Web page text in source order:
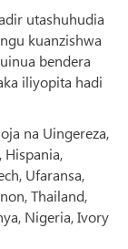
utashuhudia
kuanzishwa
bendera
iliyopita hadi
na Uingereza,
Ufaransa,
Thailand,
Nigeria, Ivory